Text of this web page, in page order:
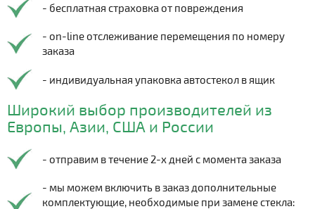
- бесплатная страховка от повреждения
- on-line отслеживание перемещения по номеру
заказа
- индивидуальная упаковка автостекол в ящик
Широкий выбор производителей из
Европы, Азии, США и России
- отправим в течение 2-х дней с момента заказа
- мы можем включить в заказ дополнительные
комплектующие, необходимые при замене стекла: